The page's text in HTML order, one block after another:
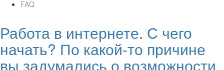
FAQ
Работа в интернете. С чего
начать? По какой-то причине
вы задумались о возможности